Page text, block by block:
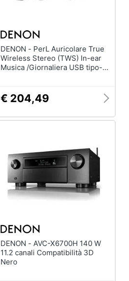
DENON - PerL Auricolare True
Wireless Stereo (TWS) In-ear
Musica /Giornaliera USB tipo-C
€ 204,49
DENON - AVC-X6700H 140 W
11.2 canali Compatibilità 3D
Nero